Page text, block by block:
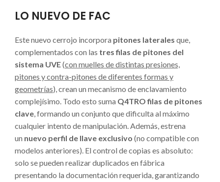
LO NUEVO DE FAC
Este nuevo cerrojo incorpora pitones laterales que,
complementados con las tres filas de pitones del
sistema UVE(con muelles de distintas presiones,
pitones y contra-pitones de diferentes formas y
geometrías), crean un mecanismo de enclavamiento
complejísimo. Todo esto suma Q4TRO filas de pitones
clave, formando un conjunto que dificulta al máximo
cualquier intento de manipulación. Además, estrena
un nuevo perfil de llave exclusivo (no compatible con
modelos anteriores). El control de copias es absoluto:
solo se pueden realizar duplicados en fábrica
presentando la documentación requerida, garantizando